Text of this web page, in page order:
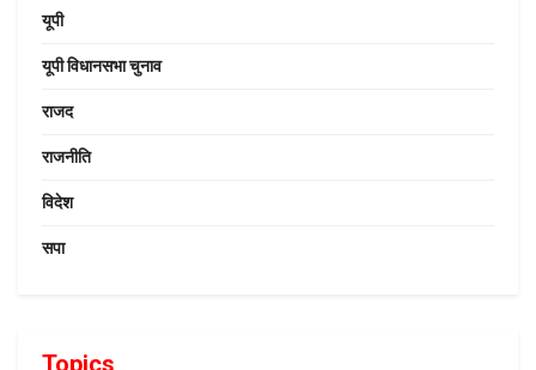
यूपी
यूपी विधानसभा चुनाव
राजद
राजनीति
विदेश
सपा
Topics